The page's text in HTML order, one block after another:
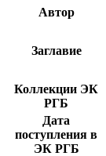
Автор
Заглавие
Коллекции ЭК
РГБ
Дата
поступления в
ЭК РГБ